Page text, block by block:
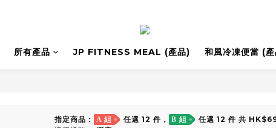
所有產品 JP FITNESS MEAL (產品) 和風冷凍便當 (
指定商品： A 組 任選 12 件， B 組
任選 12 件 共